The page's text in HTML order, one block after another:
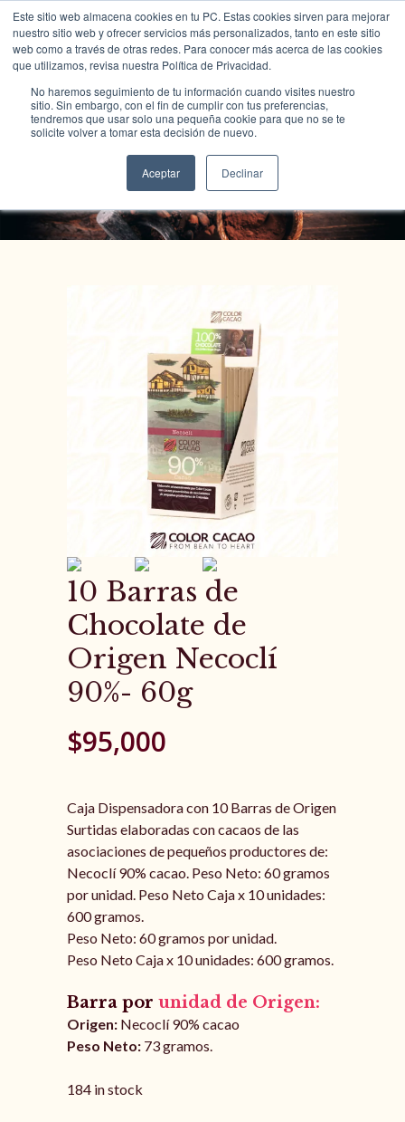
Este sitio web almacena cookies en tu PC. Estas cookies sirven para mejorar
nuestro sitio web y ofrecer servicios más personalizados, tanto en este sitio
web como a través de otras redes. Para conocer más acerca de las cookies
que utilizamos, revisa nuestra Política de Privacidad.
No haremos seguimiento de tu información cuando visites nuestro
sitio. Sin embargo, con el fin de cumplir con tus preferencias,
tendremos que usar solo una pequeña cookie para que no se te
solicite volver a tomar esta decisión de nuevo.
Aceptar Declinar
Tienda Color Cacao
10 Barras de
Chocolate de
Origen Necoclí
90%- 60g
$95,000
Caja Dispensadora con 10 Barras de Origen
Surtidas elaboradas con cacaos de las
asociaciones de pequeños productores de:
Necoclí 90% cacao. Peso Neto: 60 gramos
por unidad. Peso Neto Caja x 10 unidades:
600 gramos.
Peso Neto: 60 gramos por unidad.
Peso Neto Caja x 10 unidades: 600 gramos.
Barra por unidad de Origen:
Origen: Necoclí 90% cacao
Peso Neto: 73 gramos.
184 in stock